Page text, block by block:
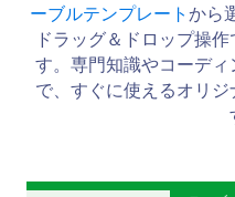
ーブルテンプレート から
ドラッグ＆ドロップ操
す。専門知識やコーデ
で、すぐに使えるオリ